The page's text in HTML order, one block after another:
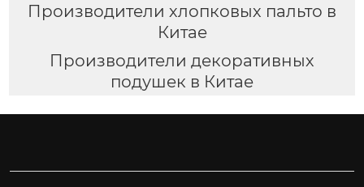
Производители хлопковых пальто в
Китае
Производители декоративных
подушек в Китае